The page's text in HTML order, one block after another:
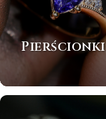
Pierścionki